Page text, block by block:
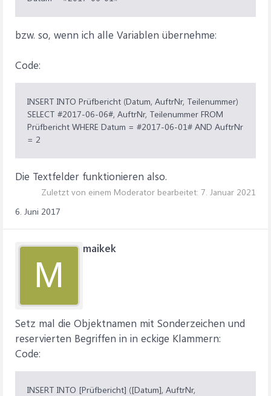
bzw. so, wenn ich alle Variablen übernehme:
Code:
INSERT INTO Prüfbericht (Datum, AuftrNr, Teilenummer)
SELECT #2017-06-06#, AuftrNr, Teilenummer FROM
Prüfbericht WHERE Datum = #2017-06-01# AND AuftrNr
= 2
Die Textfelder funktionieren also.
Zuletzt von einem Moderator bearbeitet: 7. Januar 2021
6. Juni 2017
M
maikek
Setz mal die Objektnamen mit Sonderzeichen und
reservierten Begriffen in in eckige Klammern:
Code:
INSERT INTO [Prüfbericht] ([Datum], AuftrNr,